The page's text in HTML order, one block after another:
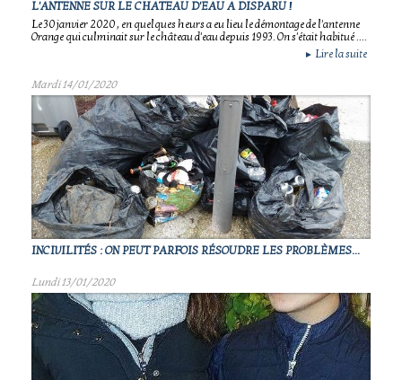
L'ANTENNE SUR LE CHATEAU D'EAU A DISPARU !
Le 30 janvier 2020 , en quelques heurs a eu lieu le démontage de l'antenne
Orange qui culminait sur le château d'eau depuis 1993. On s'était habitué ....
► Lire la suite
Mardi 14/01/2020
INCIVILITÉS : ON PEUT PARFOIS RÉSOUDRE LES PROBLÈMES...
Lundi 13/01/2020